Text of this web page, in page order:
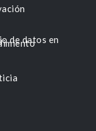
de datos en